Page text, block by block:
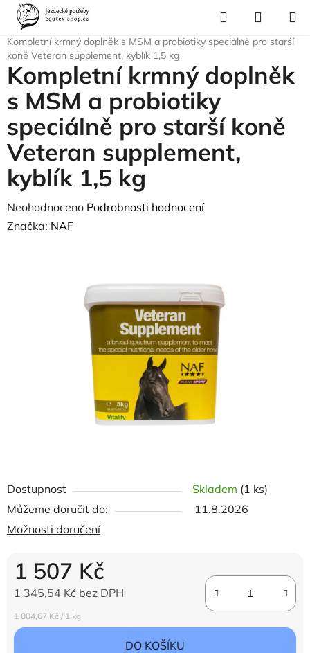
Přejít
obsah
Hledat
KOŠÍK
Domů
Krmivo a vitamíny
Kompletní krmný doplněk s MSM a probiotiky speciálně pro starší
koně Veteran supplement, kyblík 1,5 kg
Dostupnost Skladem (1 ks)
Můžeme doručit do:
11.8.2026
Možnosti doručení
1 507 Kč
1 345,54 Kč bez DPH
Měrná cena:
1 004,67 Kč / 1 kg
DO KOŠÍKU
Kompletní krmný doplněk
s MSM a probiotiky
speciálně pro starší koně
Veteran supplement,
kyblík 1,5 kg
Průměrné
hodnocení
Neohodnoceno Podrobnosti hodnocení
Značka: NAF